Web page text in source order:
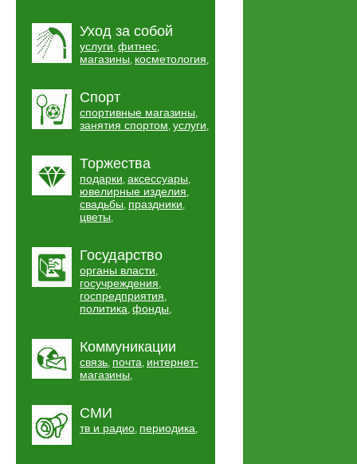
Уход за собой
услуги, фитнес,
магазины, косметология,
Спорт
спортивные магазины,
занятия спортом, услуги,
Торжества
подарки, аксессуары,
ювелирные изделия,
свадьбы, праздники,
цветы,
Государство
органы власти,
госучреждения,
госпредприятия,
политика, фонды,
Коммуникации
связь, почта, интернет-
магазины,
СМИ
тв и радио, периодика,